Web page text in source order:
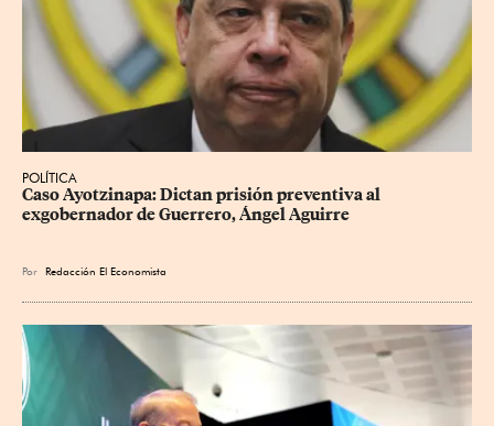
POLÍTICA
Caso Ayotzinapa: Dictan prisión preventiva al
exgobernador de Guerrero, Ángel Aguirre
Por Redacción El Economista